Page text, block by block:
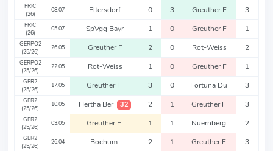
FRIC
(26)
08.07 Eltersdorf 0 3 Greuther F 3
FRIC
(26)
05.07 SpVgg Bayr 1 0 Greuther F 1
GERPO2
(25/26)
26.05 Greuther F 2 0 Rot-Weiss 2
GERPO2
(25/26)
22.05 Rot-Weiss 1 0 Greuther F 1
GER2
(25/26)
17.05 Greuther F 3 0 Fortuna Du 3
GER2
(25/26)
10.05 Hertha Ber 32 2 1 Greuther F 3
GER2
(25/26)
03.05 Greuther F 1 1 Nuernberg 2
GER2
(25/26)
26.04 Bochum 2 1 Greuther F 3